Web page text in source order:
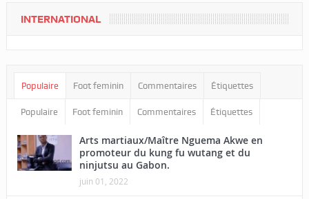
INTERNATIONAL
Populaire Foot feminin Commentaires Étiquettes
Populaire Foot feminin Commentaires Étiquettes
Arts martiaux/Maître Nguema Akwe en
promoteur du kung fu wutang et du
ninjutsu au Gabon.
juin 01, 2022